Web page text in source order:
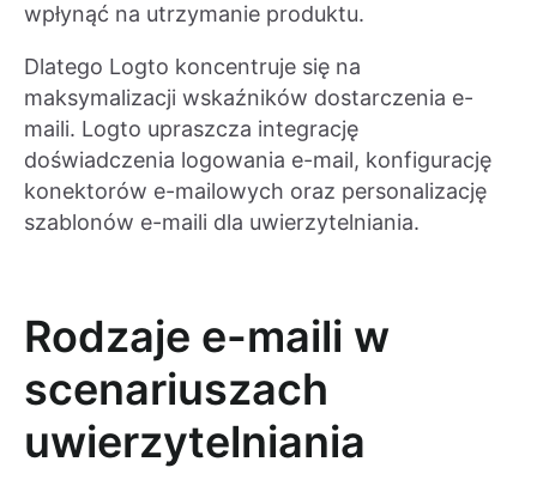
wpłynąć na utrzymanie produktu.
Dlatego Logto koncentruje się na
maksymalizacji wskaźników dostarczenia e-
maili. Logto upraszcza integrację
doświadczenia logowania e-mail, konfigurację
konektorów e-mailowych oraz personalizację
szablonów e-maili dla uwierzytelniania.
Rodzaje e-maili w
scenariuszach
uwierzytelniania